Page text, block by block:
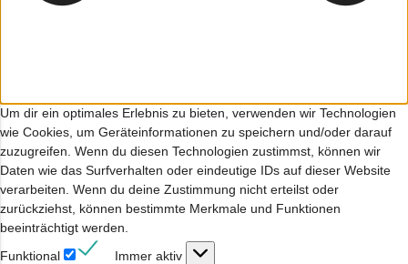
Um dir ein optimales Erlebnis zu bieten, verwenden wir Technologien
wie Cookies, um Geräteinformationen zu speichern und/oder darauf
zuzugreifen. Wenn du diesen Technologien zustimmst, können wir
Daten wie das Surfverhalten oder eindeutige IDs auf dieser Website
verarbeiten. Wenn du deine Zustimmung nicht erteilst oder
zurückziehst, können bestimmte Merkmale und Funktionen
beeinträchtigt werden.
Funktional
Immer aktiv